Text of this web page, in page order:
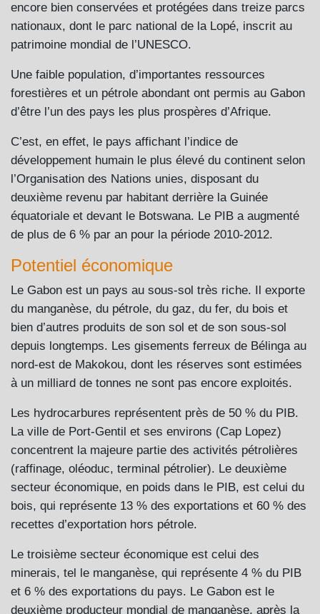
encore bien conservées et protégées dans treize parcs
nationaux, dont le parc national de la Lopé, inscrit au
patrimoine mondial de l’UNESCO.
Une faible population, d’importantes ressources
forestières et un pétrole abondant ont permis au Gabon
d’être l’un des pays les plus prospères d’Afrique.
C’est, en effet, le pays affichant l’indice de
développement humain le plus élevé du continent selon
l’Organisation des Nations unies, disposant du
deuxième revenu par habitant derrière la Guinée
équatoriale et devant le Botswana. Le PIB a augmenté
de plus de 6 % par an pour la période 2010-2012.
Potentiel économique
Le Gabon est un pays au sous-sol très riche. Il exporte
du manganèse, du pétrole, du gaz, du fer, du bois et
bien d’autres produits de son sol et de son sous-sol
depuis longtemps. Les gisements ferreux de Bélinga au
nord-est de Makokou, dont les réserves sont estimées
à un milliard de tonnes ne sont pas encore exploités.
Les hydrocarbures représentent près de 50 % du PIB.
La ville de Port-Gentil et ses environs (Cap Lopez)
concentrent la majeure partie des activités pétrolières
(raffinage, oléoduc, terminal pétrolier). Le deuxième
secteur économique, en poids dans le PIB, est celui du
bois, qui représente 13 % des exportations et 60 % des
recettes d’exportation hors pétrole.
Le troisième secteur économique est celui des
minerais, tel le manganèse, qui représente 4 % du PIB
et 6 % des exportations du pays. Le Gabon est le
deuxième producteur mondial de manganèse, après la